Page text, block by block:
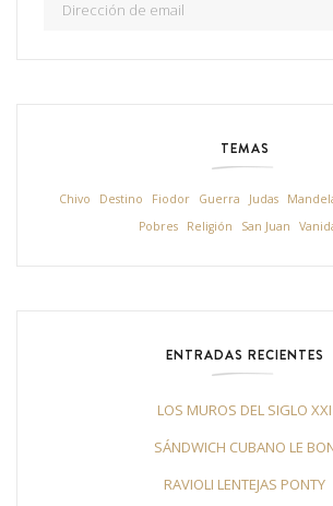
TEMAS
Chivo Destino Fiodor Guerra Judas
Pobres
Religión San Juan
ENTRADAS RECIENTES
LOS MUROS DEL SIGLO XXI
SÁNDWICH CUBANO LE
RAVIOLI LENTEJAS PONTY